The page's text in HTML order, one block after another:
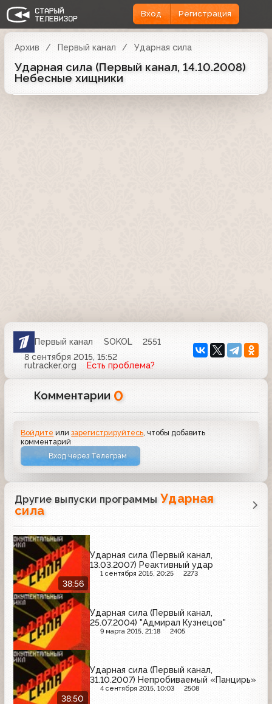
Вход Регистрация
Архив Первый канал Ударная сила
Ударная сила (Первый канал, 14.10.2008)
Небесные хищники
Первый канал SOKOL
2551
8 сентября 2015, 15:52
rutracker.org
Есть проблема?
Комментарии 0
Войдите илизарегистрируйтесь , чтобы добавить
комментарий
Вход через Телеграм
Другие выпуски программы Ударная
сила
38:56
Ударная сила (Первый канал,
13.03.2007) Реактивный удар
1 сентября 2015, 20:25 2273
Ударная сила (Первый канал,
25.07.2004) "Адмирал Кузнецов"
9 марта 2015, 21:18 2405
38:50
Ударная сила (Первый канал,
31.10.2007) Непробиваемый «Панцирь»
4 сентября 2015, 10:03 2508